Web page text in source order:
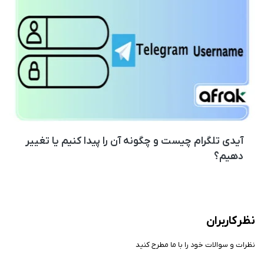
آیدی تلگرام چیست و چگونه آن را پیدا کنیم یا تغییر
دهیم؟
نظر کاربران
نظرات و سوالات خود را با ما مطرح کنید